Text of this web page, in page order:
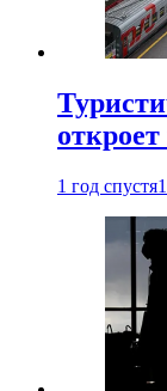
1 год спустя